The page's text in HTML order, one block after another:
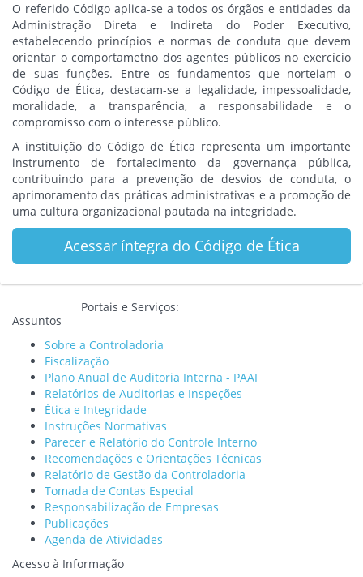
O referido Código aplica-se a todos os órgãos e entidades da
Administração Direta e Indireta do Poder Executivo,
estabelecendo princípios e normas de conduta que devem
orientar o comportametno dos agentes públicos no exercício
de suas funções. Entre os fundamentos que norteiam o
Código de Ética, destacam-se a legalidade, impessoalidade,
moralidade, a transparência, a responsabilidade e o
compromisso com o interesse público.
A instituição do Código de Ética representa um importante
instrumento de fortalecimento da governança pública,
contribuindo para a prevenção de desvios de conduta, o
aprimoramento das práticas administrativas e a promoção de
uma cultura organizacional pautada na integridade.
Acessar íntegra do Código de Ética
Portais e Serviços:
Assuntos
Sobre a Controladoria
Fiscalização
Plano Anual de Auditoria Interna - PAAI
Relatórios de Auditorias e Inspeções
Ética e Integridade
Instruções Normativas
Parecer e Relatório do Controle Interno
Recomendações e Orientações Técnicas
Relatório de Gestão da Controladoria
Tomada de Contas Especial
Responsabilização de Empresas
Publicações
Agenda de Atividades
Acesso à Informação